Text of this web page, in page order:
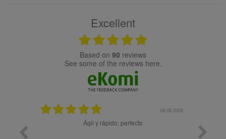
Excellent
based on 90 reviews
see some of the reviews here.
08.05.2026
Muy bien